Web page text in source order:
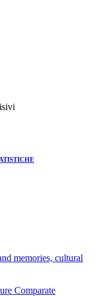
memories, cultural
Comparate